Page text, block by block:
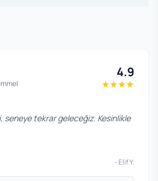
4.9
seneye tekrar geleceğiz. Kesinlikle
- Elif Y.